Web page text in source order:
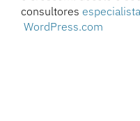
consultores
WordPress.com